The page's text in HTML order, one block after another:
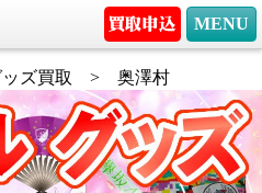
MENU
ズ買取 > 奥澤村